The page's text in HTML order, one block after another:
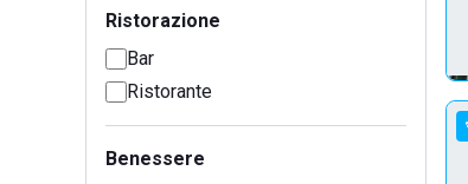
Ristorazione
Bar
Ristorante
Benessere